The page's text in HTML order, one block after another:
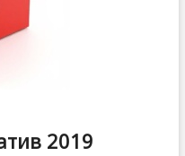
2019